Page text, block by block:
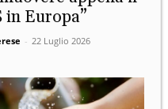
in Europa”
- 22 Luglio 2026